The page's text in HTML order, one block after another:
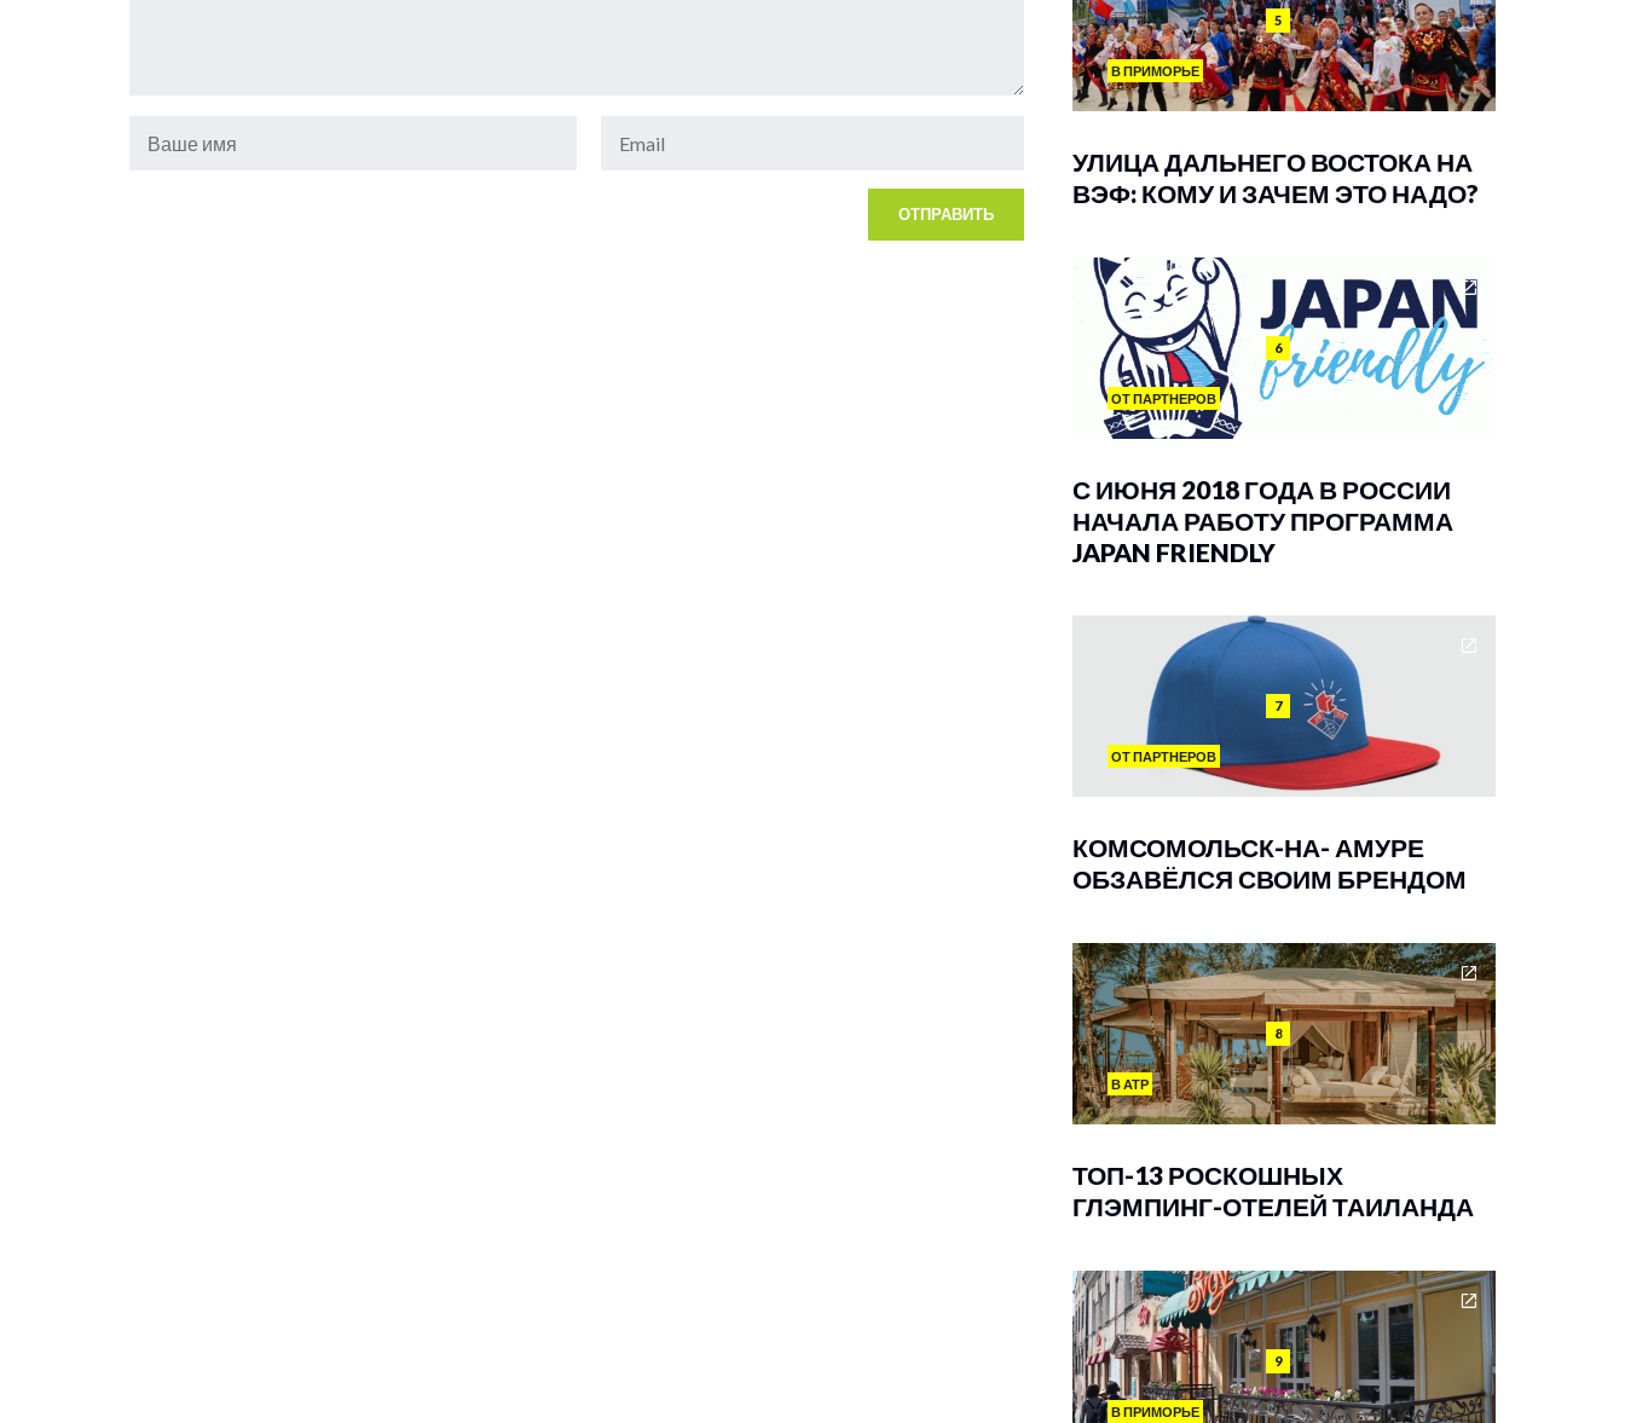
5
В ПРИМОРЬЕ
УЛИЦА ДАЛЬНЕГО ВОСТОКА НА
ВЭФ: КОМУ И ЗАЧЕМ ЭТО НАДО?
6
ОТ ПАРТНЕРОВ
С ИЮНЯ 2018 ГОДА В РОССИИ
НАЧАЛА РАБОТУ ПРОГРАММА
JAPAN FRIENDLY
7
ОТ ПАРТНЕРОВ
КОМСОМОЛЬСК-НА- АМУРЕ
ОБЗАВЁЛСЯ СВОИМ БРЕНДОМ
8
В АТР
ТОП-13 РОСКОШНЫХ
ГЛЭМПИНГ-ОТЕЛЕЙ ТАИЛАНДА
9
В ПРИМОРЬЕ